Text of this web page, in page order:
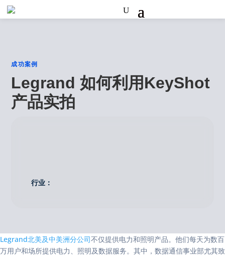
成功案例
Legrand 如何利用KeyShot
产品实拍
行业：
Legrand北美及中美洲分公司不仅提供电力和照明产品。他们每天为数百
万用户和场所提供电力、照明及数据服务。其中，数据通信事业部尤其致